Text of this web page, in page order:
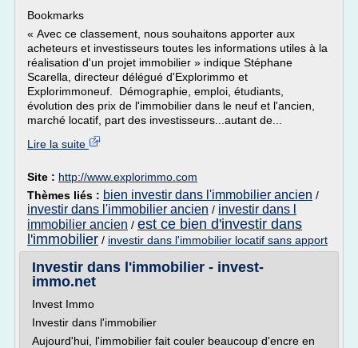
Bookmarks
« Avec ce classement, nous souhaitons apporter aux
acheteurs et investisseurs toutes les informations utiles à la
réalisation d'un projet immobilier » indique Stéphane
Scarella, directeur délégué d'Explorimmo et
Explorimmoneuf. Démographie, emploi, étudiants,
évolution des prix de l'immobilier dans le neuf et l'ancien,
marché locatif, part des investisseurs...autant de...
Lire la suite
Site : http://www.explorimmo.com
Thèmes liés : bien investir dans l'immobilier ancien /
investir dans l'immobilier ancien / investir dans l
immobilier ancien / est ce bien d'investir dans
l'immobilier / investir dans l'immobilier locatif sans apport
Investir dans l'immobilier - invest-
immo.net
Invest Immo
Investir dans l'immobilier
Aujourd'hui, l'immobilier fait couler beaucoup d'encre en